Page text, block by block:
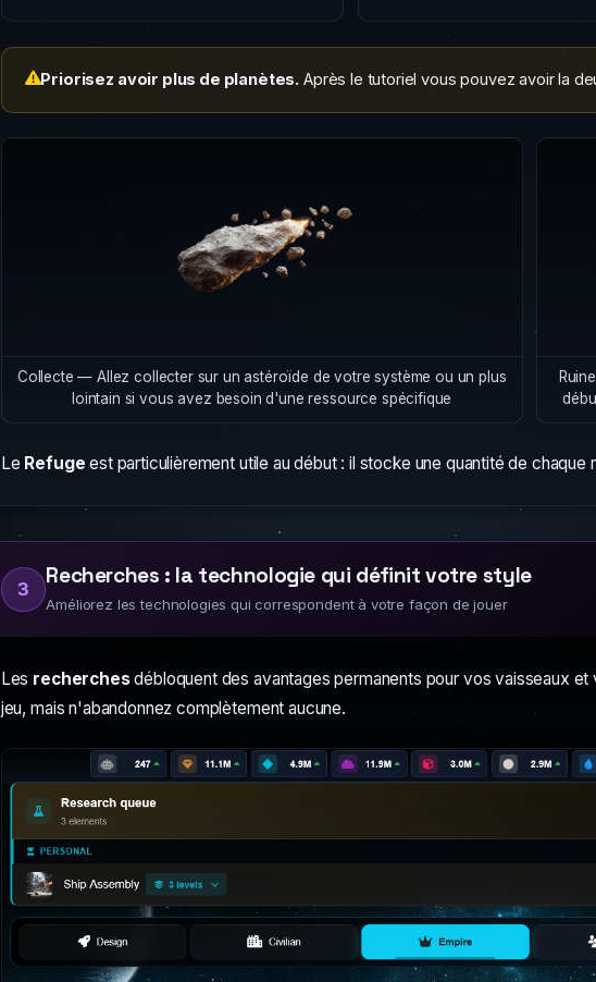
Priorisez avoir plus de planètes. Après le tutoriel vous pouvez avoir la
Collecte — Allez collecter sur un astéroïde de votre système ou un plus
lointain si vous avez besoin d'une ressource spécifique
Le Refuge est particulièrement utile au début : il stocke une quantité de
3
Recherches : la technologie qui définit votre style
Améliorez les technologies qui correspondent à votre façon de jouer
Les recherchesdébloquent des avantages permanents pour vos vaisseaux
jeu, mais n'abandonnez complètement aucune.